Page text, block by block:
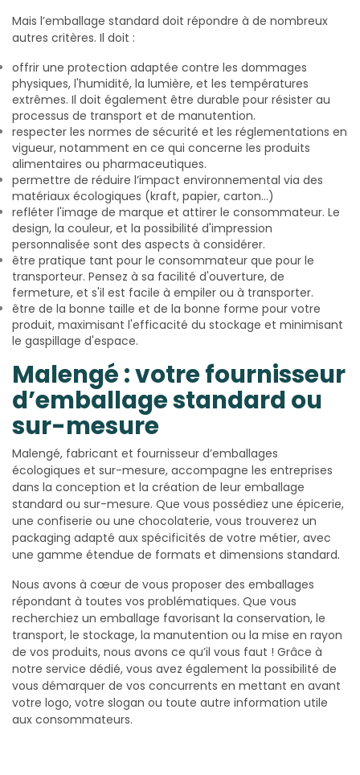
Mais l’emballage standard doit répondre à de nombreux
autres critères. Il doit :
offrir une protection adaptée contre les dommages
physiques, l'humidité, la lumière, et les températures
extrêmes. Il doit également être durable pour résister au
processus de transport et de manutention.
respecter les normes de sécurité et les réglementations en
vigueur, notamment en ce qui concerne les produits
alimentaires ou pharmaceutiques.
permettre de réduire l’impact environnemental via des
matériaux écologiques (kraft, papier, carton…)
refléter l'image de marque et attirer le consommateur. Le
design, la couleur, et la possibilité d'impression
personnalisée sont des aspects à considérer.
être pratique tant pour le consommateur que pour le
transporteur. Pensez à sa facilité d'ouverture, de
fermeture, et s'il est facile à empiler ou à transporter.
être de la bonne taille et de la bonne forme pour votre
produit, maximisant l'efficacité du stockage et minimisant
le gaspillage d'espace.
Malengé : votre fournisseur
d’emballage standard ou
sur-mesure
Malengé, fabricant et fournisseur d’emballages
écologiques et sur-mesure, accompagne les entreprises
dans la conception et la création de leur emballage
standard ou sur-mesure. Que vous possédiez une épicerie,
une confiserie ou une chocolaterie, vous trouverez un
packaging adapté aux spécificités de votre métier, avec
une gamme étendue de formats et dimensions standard.
Nous avons à cœur de vous proposer des emballages
répondant à toutes vos problématiques. Que vous
recherchiez un emballage favorisant la conservation, le
transport, le stockage, la manutention ou la mise en rayon
de vos produits, nous avons ce qu’il vous faut ! Grâce à
notre service dédié, vous avez également la possibilité de
vous démarquer de vos concurrents en mettant en avant
votre logo, votre slogan ou toute autre information utile
aux consommateurs.